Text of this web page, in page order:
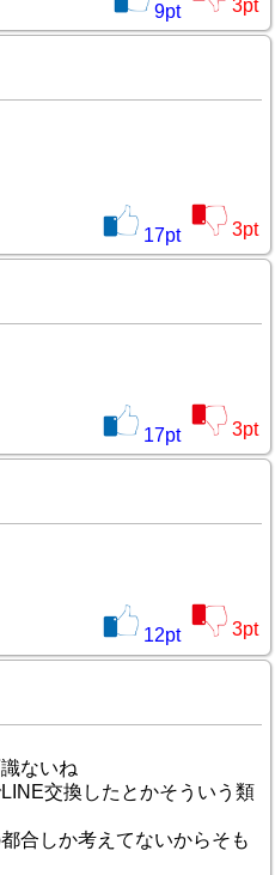
9pt 3pt
17pt 3pt
17pt 3pt
12pt 3pt
ないね
交換したとかそういう類
合しか考えてないからそも